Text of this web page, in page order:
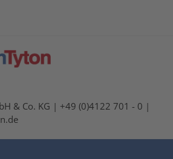
& Co. KG | +49 (0)4122 701 - 0 |